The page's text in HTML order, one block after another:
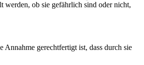
werden, ob sie gefährlich sind oder nicht,
Annahme gerechtfertigt ist, dass durch sie